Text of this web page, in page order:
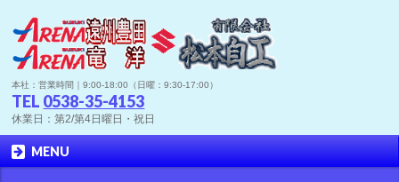
本社：営業時間｜9:00-18:00（日曜：9:30-17:00）
TEL 0538-35-4153
休業日：第2/第4日曜日・祝日
MENU